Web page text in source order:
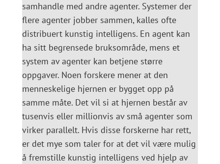
samhandle med andre agenter. Systemer der
flere agenter jobber sammen, kalles ofte
distribuert kunstig intelligens. En agent kan
ha sitt begrensede bruksområde, mens et
system av agenter kan betjene større
oppgaver. Noen forskere mener at den
menneskelige hjernen er bygget opp på
samme måte. Det vil si at hjernen består av
tusenvis eller millionvis av små agenter som
virker parallelt. Hvis disse forskerne har rett,
er det mye som taler for at det vil være mulig
å fremstille kunstig intelligens ved hjelp av